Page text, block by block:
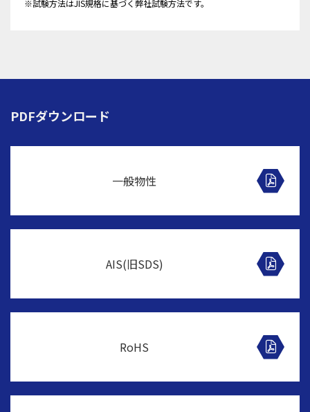
※試験方法はJIS規格に基づく弊社試験方法です。
PDFダウンロード
一般物性
AIS(旧SDS)
RoHS